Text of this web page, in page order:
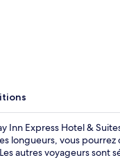
Inn Express Hotel &
longueurs, vous
autres voyageurs sont